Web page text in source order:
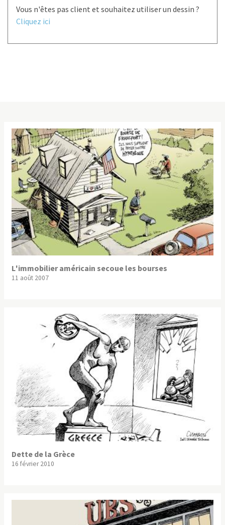
Vous n'êtes pas client et souhaitez utiliser un dessin ?
Cliquez ici
L'immobilier américain secoue les bourses
11 août 2007
Dette de la Grèce
16 février 2010